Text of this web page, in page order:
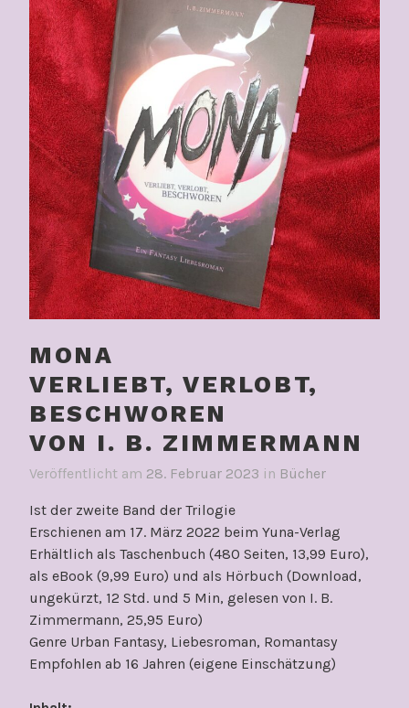
MONA
VERLIEBT, VERLOBT,
BESCHWOREN
VON I. B. ZIMMERMANN
Veröffentlicht am 28. Februar 2023 in Bücher
Ist der zweite Band der Trilogie
Erschienen am 17. März 2022 beim Yuna-Verlag
Erhältlich als Taschenbuch (480 Seiten, 13,99 Euro),
als eBook (9,99 Euro) und als Hörbuch (Download,
ungekürzt, 12 Std. und 5 Min, gelesen von I. B.
Zimmermann, 25,95 Euro)
Genre Urban Fantasy, Liebesroman, Romantasy
Empfohlen ab 16 Jahren (eigene Einschätzung)